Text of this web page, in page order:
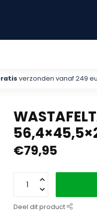
verzonden vanaf 249
€79,95
Deel dit product